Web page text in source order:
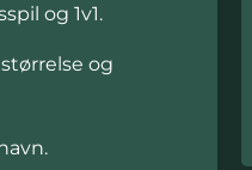
og 1v1.
og